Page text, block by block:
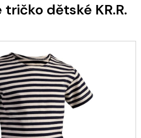
dětské KR.R.